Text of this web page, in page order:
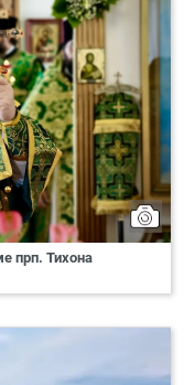
прп. Тихона